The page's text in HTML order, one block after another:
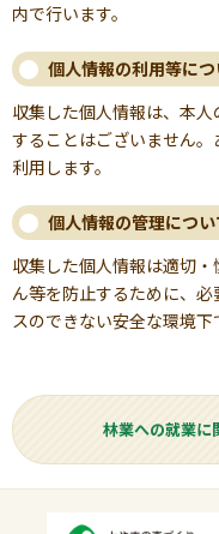
内で行います。
個人情報の利用等につ
収集した個人情報は、本
することはございません
利用します。
個人情報の管理につい
収集した個人情報は適切
ん等を防止するために、
スのできない安全な環境下
林業への就業に